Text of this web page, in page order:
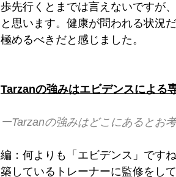
歩先行くとまでは言えないですが
と思います。健康が問われる状況
極めるべきだと感じました。
Tarzanの強みはエビデンスによる
ーTarzanの強みはどこにあるとお
編：何よりも「エビデンス」です
築しているトレーナーに監修をし